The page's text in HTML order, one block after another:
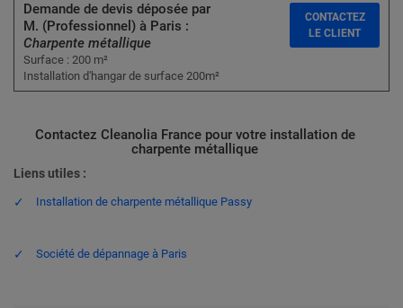
Demande de devis déposée par
M. (Professionnel) à Paris :
Charpente métallique
Surface : 200 m²
Installation d'hangar de surface 200m²
CONTACTEZ
LE CLIENT
Contactez Cleanolia France pour votre installation de
charpente métallique
Liens utiles :
Installation de charpente métallique Passy
Société de dépannage à Paris